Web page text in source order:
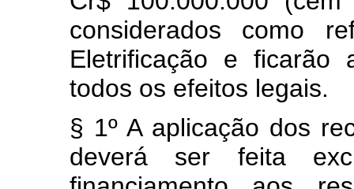
considerados como
Eletrificação e ficarão
todos os efeitos legais.
§ 1º A aplicação dos
deverá ser feita